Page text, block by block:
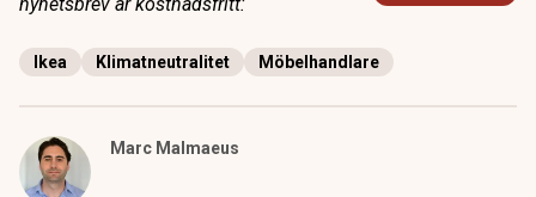
Ikea Klimatneutralitet Möbelhandlare
Marc Malmaeus